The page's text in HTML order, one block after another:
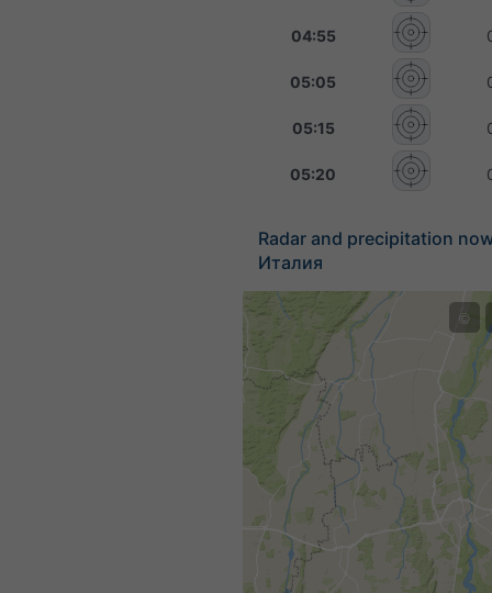
04:55
05:05
05:15
05:20
Radar and precipitation
Италия
©